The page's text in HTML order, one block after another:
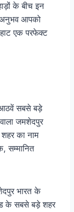
के बीच इन
अनुभव आपको
एक परफेक्ट
सबसे बड़े
जमशेदपुर
का नाम
सम्मानित
भारत के
के सबसे बड़े शहर